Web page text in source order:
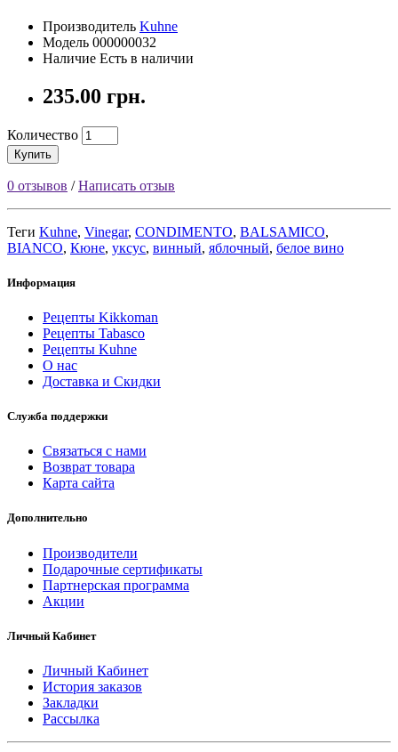
Производитель Kuhne
Модель 000000032
Наличие Есть в наличии
235.00 грн.
Количество
Купить
0 отзывов /Написать отзыв
Теги Kuhne, Vinegar, CONDIMENTO, BALSAMICO,
BIANCO, Кюне, уксус, винный, яблочный, белое вино
Информация
Рецепты Kikkoman
Рецепты Tabasco
Рецепты Kuhne
О нас
Доставка и Скидки
Служба поддержки
Связаться с нами
Возврат товара
Карта сайта
Дополнительно
Производители
Подарочные сертификаты
Партнерская программа
Акции
Личный Кабинет
Личный Кабинет
История заказов
Закладки
Рассылка